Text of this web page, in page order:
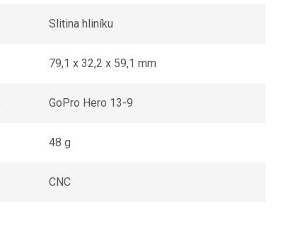
Slitina hliníku
79,1 x 32,2 x 59,1 mm
GoPro Hero 13-9
48 g
CNC